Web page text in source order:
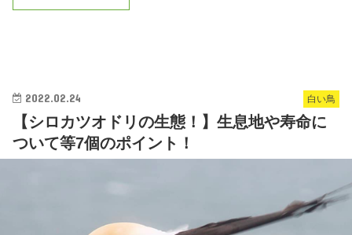
2022.02.24 白い鳥
【シロカツオドリの生態！】生息地や寿命に
ついて等7個のポイント！